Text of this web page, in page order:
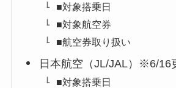
■対象搭乗日
■対象航空券
■航空券取り扱い
日本航空（JL/JAL）※6/16
■対象搭乗日